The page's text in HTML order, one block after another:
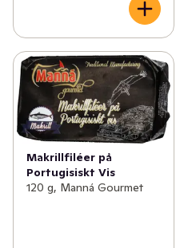
Makrillfiléer på
Portugisiskt Vis
120 g, Manná Gourmet